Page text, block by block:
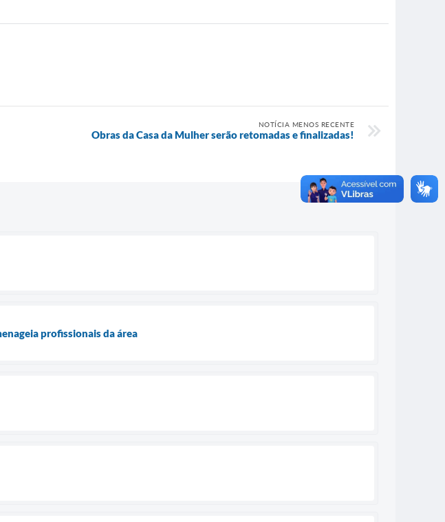
NOTÍCIA MENOS RECENTE
Obras da Casa da Mulher serão retomadas e finalizadas!
profissionais da área